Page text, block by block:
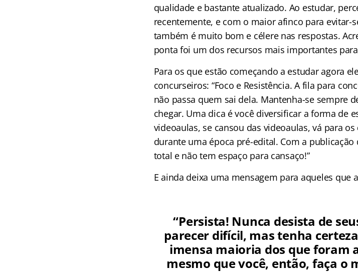
qualidade e bastante atualizado. Ao estudar,
recentemente, e com o maior afinco para evitar-
também é muito bom e célere nas respostas.
ponta foi um dos recursos mais importantes
Para os que estão começando a estudar agora
concurseiros: “Foco e Resistência. A fila para
não passa quem sai dela. Mantenha-se sempre
chegar. Uma dica é você diversificar a forma de
videoaulas, se cansou das videoaulas, vá para
durante uma época pré-edital. Com a
total e não tem espaço para cansaço!”
E ainda deixa uma mensagem para aqueles
“Persista! Nunca desista de
parecer difícil, mas tenha
imensa maioria dos que foram
mesmo que você, então, faça o